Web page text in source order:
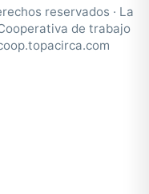
reservados · La
de trabajo